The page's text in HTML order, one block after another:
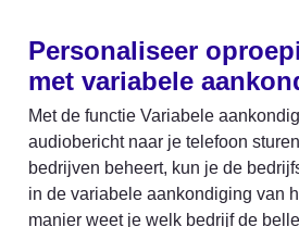
Personaliseer
met variabele
Met de functie Variabele
audiobericht naar je telefoon
bedrijven beheert, kun je de
in de variabele aankondiging van
manier weet je welk bedrijf de